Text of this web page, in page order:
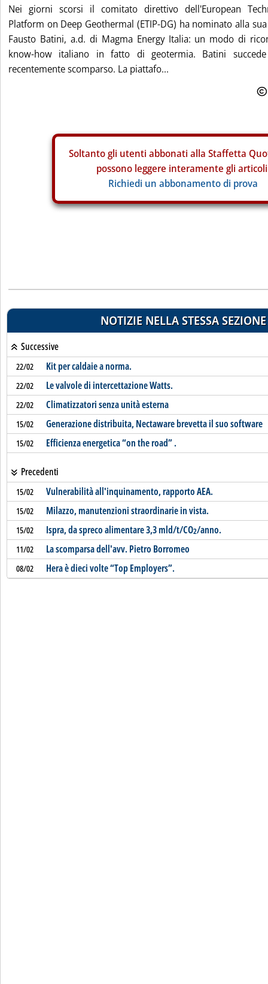
Nei giorni scorsi il comitato direttivo dell'European
Platform on Deep Geothermal (ETIP-DG) ha nominato alla
Fausto Batini, a.d. di Magma Energy Italia: un modo di
know-how italiano in fatto di geotermia. Batini
recentemente scomparso. La piattafo...
Soltanto gli utenti abbonati alla Staffetta
possono leggere interamente gli
Richiedi un abbonamento di prova
NOTIZIE NELLA STESSA SEZIONE
Successive
22/02 Kit per caldaie a norma.
22/02 Le valvole di intercettazione Watts.
22/02 Climatizzatori senza unità esterna
15/02 Generazione distribuita, Nectaware brevetta il suo software
15/02 Efficienza energetica “on the road” .
Precedenti
15/02 Vulnerabilità all'inquinamento, rapporto AEA.
15/02 Milazzo, manutenzioni straordinarie in vista.
15/02 Ispra, da spreco alimentare 3,3 mld/t/CO2/anno.
11/02 La scomparsa dell'avv. Pietro Borromeo
08/02 Hera è dieci volte “Top Employers”.